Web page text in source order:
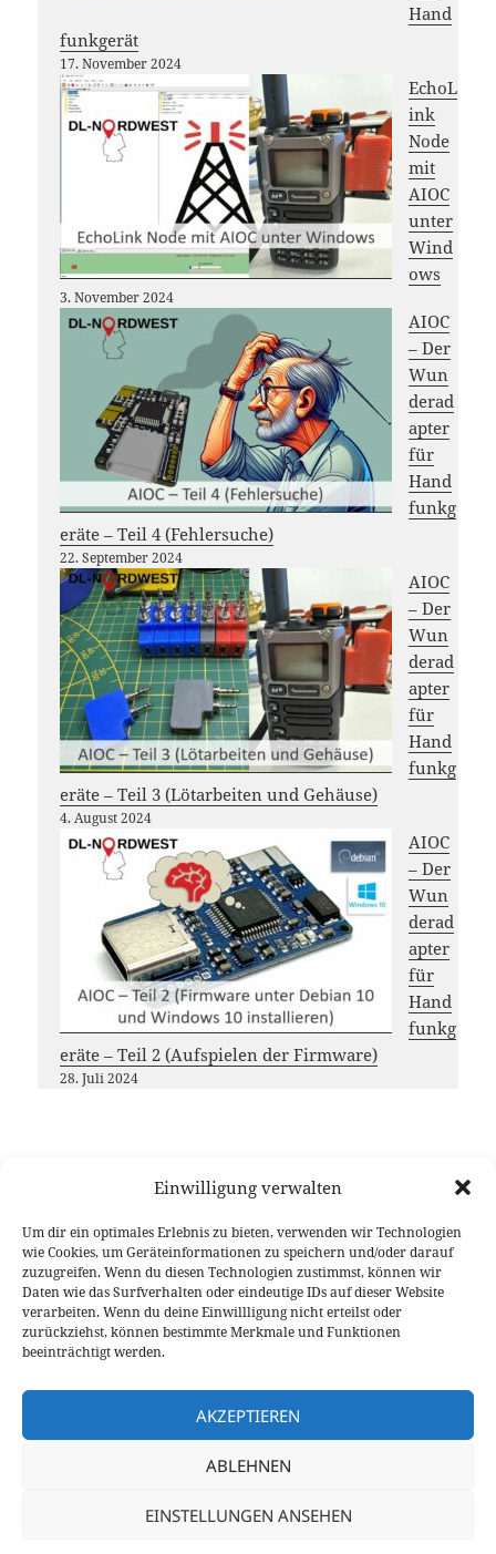
Einwilligung verwalten
Um dir ein optimales Erlebnis zu bieten, verwenden wir Technologien
wie Cookies, um Geräteinformationen zu speichern und/oder darauf
zuzugreifen. Wenn du diesen Technologien zustimmst, können wir
Daten wie das Surfverhalten oder eindeutige IDs auf dieser Website
verarbeiten. Wenn du deine Einwillligung nicht erteilst oder
zurückziehst, können bestimmte Merkmale und Funktionen
beeinträchtigt werden.
AKZEPTIEREN
ABLEHNEN
EINSTELLUNGEN ANSEHEN
Hand
funkgerät
17. November 2024
EchoL
ink
Node
mit
AIOC
unter
Wind
ows
3. November 2024
AIOC
– Der
Wun
derad
apter
für
Hand
funkg
eräte – Teil 4 (Fehlersuche)
22. September 2024
AIOC
– Der
Wun
derad
apter
für
Hand
funkg
eräte – Teil 3 (Lötarbeiten und Gehäuse)
4. August 2024
AIOC
– Der
Wun
derad
apter
für
Hand
funkg
eräte – Teil 2 (Aufspielen der Firmware)
28. Juli 2024
DL-Nordwest
Projekt unterstützen?
Dann freuen wir uns über deinen Gastbeitrag, das
Teilen unserer Inhalte oder eine (kleine) Spende
Vielen Dank für deine Unterstützung!
am
Autor
Christian DO1CML
APRS,Beiträge,Datenfunk,Gastbeitrag,Gewusst wie!,QuanSheng,
APRS ,APRSdroid